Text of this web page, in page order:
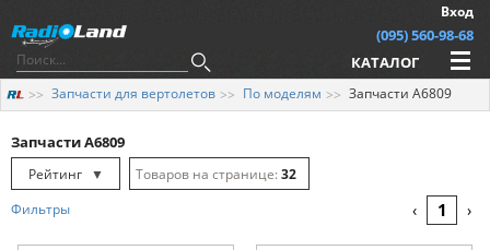
Вход
(095) 560-98-68
КАТАЛОГ
Запчасти для вертолетов По моделям Запчасти A6809
Запчасти A6809
Рейтинг
▼
Рейтинг
32
Фильтры ‹ 1 ›